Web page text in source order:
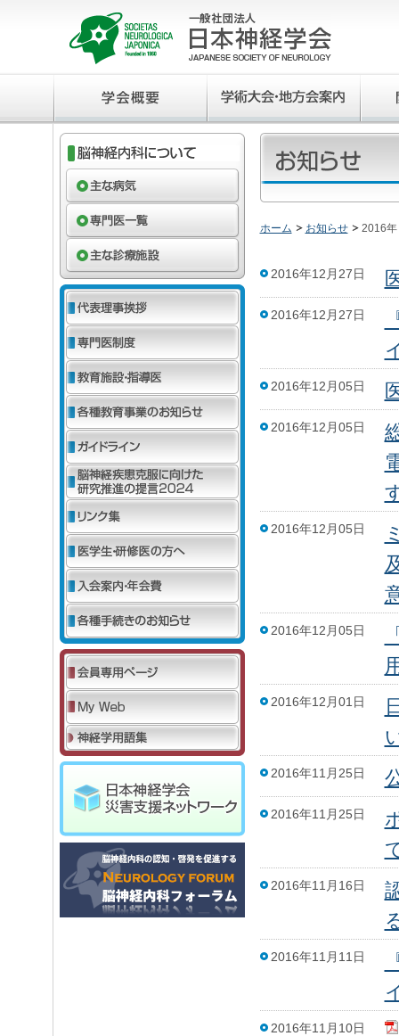
ホーム お知らせ 2016年
2016年12月27日
2016年12月27日
2016年12月05日
2016年12月05日
2016年12月05日
2016年12月05日
2016年12月01日
2016年11月25日
2016年11月25日
2016年11月16日
2016年11月11日
2016年11月10日